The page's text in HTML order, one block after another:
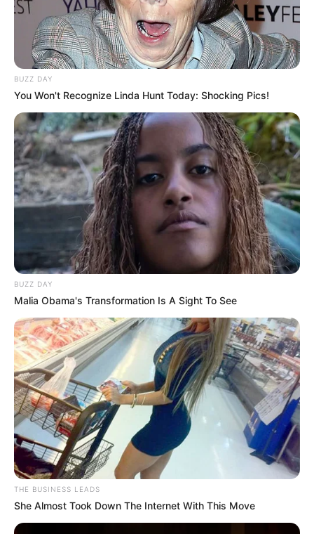
Beby Tsabina Salshabilla Adriani
TULIS KOMENTAR
Alamat email Anda tidak akan dipublikasikan. Ruas yang wajib ditandai*
BUZZ DAY
You Won't Recognize Linda Hunt Today: Shocking Pics!
BUZZ DAY
Malia Obama's Transformation Is A Sight To See
THE BUSINESS LEADS
She Almost Took Down The Internet With This Move